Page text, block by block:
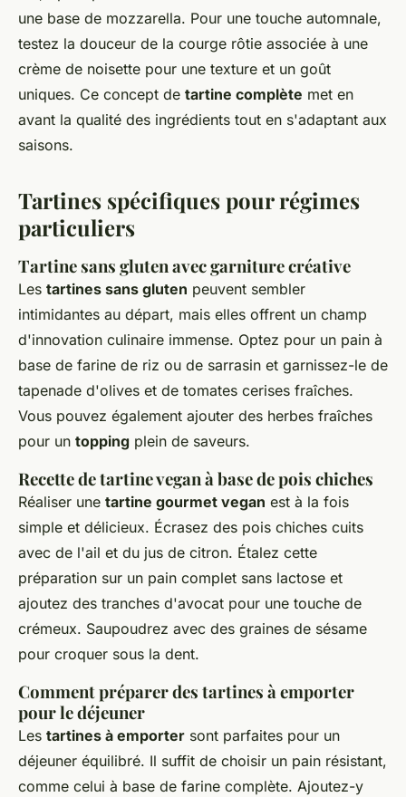
une base de mozzarella. Pour une touche automnale,
testez la douceur de la courge rôtie associée à une
crème de noisette pour une texture et un goût
uniques. Ce concept de tartine complète met en
avant la qualité des ingrédients tout en s'adaptant aux
saisons.
Tartines spécifiques pour régimes
particuliers
Tartine sans gluten avec garniture créative
Les tartines sans gluten peuvent sembler
intimidantes au départ, mais elles offrent un champ
d'innovation culinaire immense. Optez pour un pain à
base de farine de riz ou de sarrasin et garnissez-le de
tapenade d'olives et de tomates cerises fraîches.
Vous pouvez également ajouter des herbes fraîches
pour un topping plein de saveurs.
Recette de tartine vegan à base de pois chiches
Réaliser une tartine gourmet vegan est à la fois
simple et délicieux. Écrasez des pois chiches cuits
avec de l'ail et du jus de citron. Étalez cette
préparation sur un pain complet sans lactose et
ajoutez des tranches d'avocat pour une touche de
crémeux. Saupoudrez avec des graines de sésame
pour croquer sous la dent.
Comment préparer des tartines à emporter
pour le déjeuner
Les tartines à emporter sont parfaites pour un
déjeuner équilibré. Il suffit de choisir un pain résistant,
comme celui à base de farine complète. Ajoutez-y